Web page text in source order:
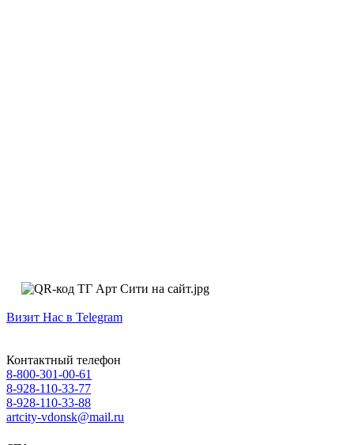
Визит Нас в Telegram
Контактный телефон
8-800-301-00-61
8-928-110-33-77
8-928-110-33-88
artcity-vdonsk@mail.ru